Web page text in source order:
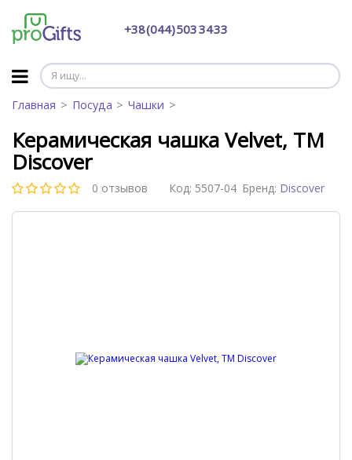
+38 (044) 503 34 33
Главная Посуда Чашки
Керамическая чашка Velvet, ТМ
Discover
0 отзывов Бренд: Discover
Код: 5507-04